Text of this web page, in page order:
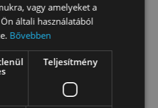
Simon Zsuzsanna
József rkp.
vagy amelyeket a
általi használatából
Bővebben
Teljesítmény